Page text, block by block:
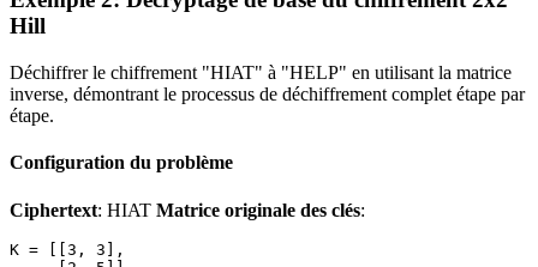
Hill
Déchiffrer le chiffrement "HIAT" à "HELP" en utilisant la matrice
inverse, démontrant le processus de déchiffrement complet étape par
étape.
Configuration du problème
Ciphertext: HIAT Matrice originale des clés:
K = [[3, 3],